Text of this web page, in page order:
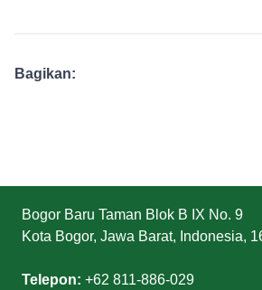
Bagikan:
Bogor Baru Taman Blok B IX No. 9
Kota Bogor, Jawa Barat, Indonesia,
Telepon: +62 811-886-029